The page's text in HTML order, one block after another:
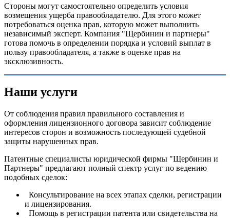
Стороны могут самостоятельно определить условия
возмещения ущерба правообладателю. Для этого может
потребоваться оценка прав, которую может выполнить
независимый эксперт. Компания "Щербинин и партнеры"
готова помочь в определении порядка и условий выплат в
пользу правообладателя, а также в оценке прав на
эксклюзивность.
Наши услуги
От соблюдения правил правильного составления и
оформления лицензионного договора зависит соблюдение
интересов сторон и возможность последующей судебной
защиты нарушенных прав.
Патентные специалисты юридической фирмы "Щербинин и
Партнеры" предлагают полный спектр услуг по ведению
подобных сделок:
Консультирование на всех этапах сделки, регистрации
и лицензирования.
Помощь в регистрации патента или свидетельства на